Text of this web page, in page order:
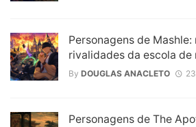
Personagens de
rivalidades da escola de
By DOUGLAS ANACLETO
Personagens de The